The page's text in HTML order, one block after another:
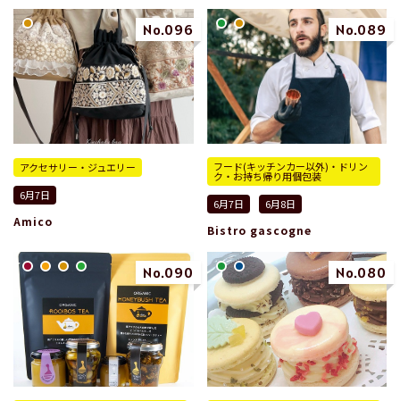
アクセサリー・ジュエリー
6月7日
Amico
No.096
フード(キッチンカー以外)・ドリン
ク・お持ち帰り用個包装
6月7日
6月8日
Bistro gascogne
No.089
No.090 No.080